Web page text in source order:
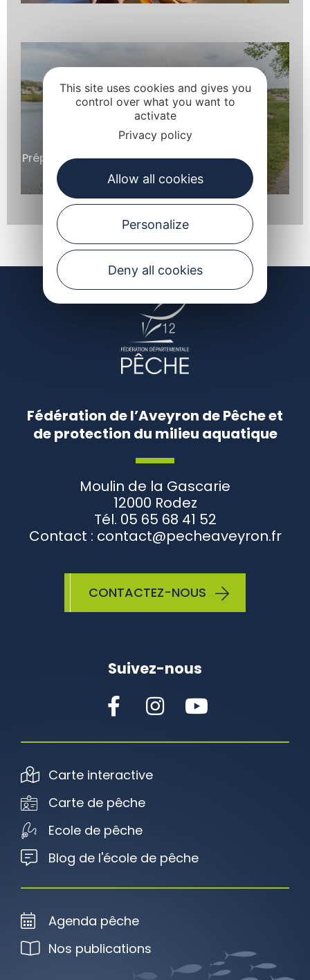
Préparer sa partie de pêche
Fédération de l’Aveyron de Pêche et
de protection du milieu aquatique
Moulin de la Gascarie
12000 Rodez
Tél. 05 65 68 41 52
Contact : contact@pecheaveyron.fr
CONTACTEZ-NOUS
Suivez-nous
Carte interactive
Carte de pêche
Ecole de pêche
Blog de l'école de pêche
Agenda pêche
Nos publications
This site uses cookies and gives you
control over what you want to
activate
Privacy policy
Allow all cookies
Personalize
Deny all cookies